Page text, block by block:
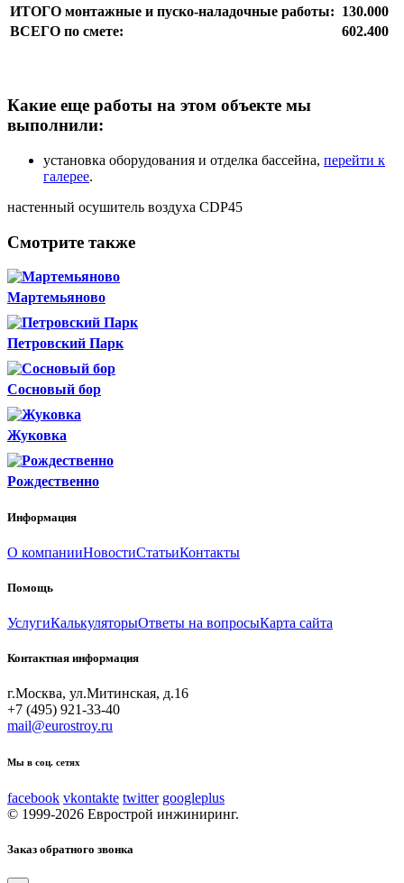
ИТОГО монтажные и пуско-наладочные работы: 130.000
ВСЕГО по смете:
602.400
Какие еще работы на этом объекте мы
выполнили:
установка оборудования и отделка бассейна, перейти к
галерее.
настенный осушитель воздуха CDP45
Смотрите также
Мартемьяново
Петровский Парк
Сосновый бор
Жуковка
Рождественно
Информация
О компанииНовостиСтатьиКонтакты
Помощь
УслугиКалькуляторыОтветы на вопросыКарта сайта
Контактная информация
г.Москва, ул.Митинская, д.16
+7 (495) 921-33-40
mail@eurostroy.ru
Мы в соц. сетях
facebook vkontakte twitter googleplus
© 1999-2026 Еврострой инжиниринг.
Заказ обратного звонка